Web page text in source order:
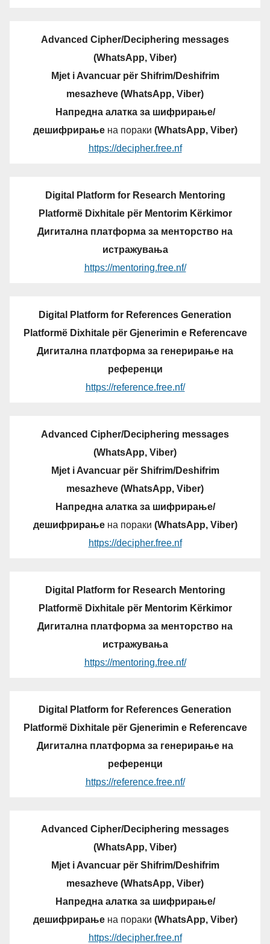
Advanced Cipher/Deciphering messages
(WhatsApp, Viber)
Mjet i Avancuar për Shifrim/Deshifrim
mesazheve (WhatsApp, Viber)
Напредна алатка за шифрирање/
дешифрирањена пораки (WhatsApp, Viber)
https://decipher.free.nf
Digital Platform for Research Mentoring
Platformë Dixhitale për Mentorim Kërkimor
Дигитална платформа за менторство на
истражувања
https://mentoring.free.nf/
Digital Platform for References Generation
Platformë Dixhitale për Gjenerimin e Referencave
Дигитална платформа за генерирање на
референци
https://reference.free.nf/
Advanced Cipher/Deciphering messages
(WhatsApp, Viber)
Mjet i Avancuar për Shifrim/Deshifrim
mesazheve (WhatsApp, Viber)
Напредна алатка за шифрирање/
дешифрирањена пораки (WhatsApp, Viber)
https://decipher.free.nf
Digital Platform for Research Mentoring
Platformë Dixhitale për Mentorim Kërkimor
Дигитална платформа за менторство на
истражувања
https://mentoring.free.nf/
Digital Platform for References Generation
Platformë Dixhitale për Gjenerimin e Referencave
Дигитална платформа за генерирање на
референци
https://reference.free.nf/
Advanced Cipher/Deciphering messages
(WhatsApp, Viber)
Mjet i Avancuar për Shifrim/Deshifrim
mesazheve (WhatsApp, Viber)
Напредна алатка за шифрирање/
дешифрирањена пораки (WhatsApp, Viber)
https://decipher.free.nf